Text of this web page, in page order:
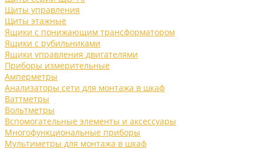
Щиты управления
Щиты этажные
Ящики с понижающим трансформатором
Ящики с рубильниками
Ящики управления двигателями
Приборы измерительные
Амперметры
Анализаторы сети для монтажа в шкаф
Ваттметры
Вольтметры
Вспомогательные элементы и аксессуары
Многофункциональные приборы
Мультиметры для монтажа в шкаф